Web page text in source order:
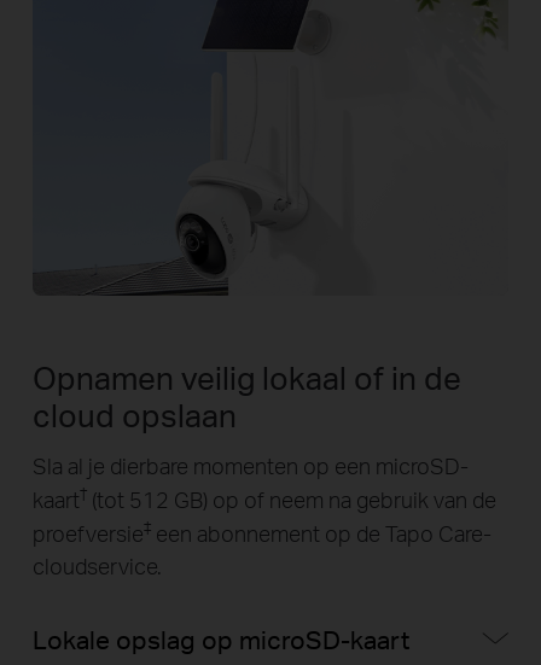
Opnamen veilig lokaal of in de
cloud opslaan
Sla al je dierbare momenten op een microSD-
kaart†(tot 512 GB) op of neem na gebruik van de
proefversie‡een abonnement op de Tapo Care-
cloudservice.
Lokale opslag op microSD-kaart